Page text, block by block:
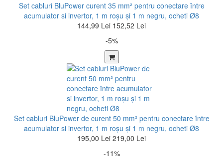
Set cabluri BluPower curent 35 mm² pentru conectare între
acumulator si invertor, 1 m roșu şi 1 m negru, ocheti Ø8
144,99 Lei 152,52 Lei
-5%
Set cabluri BluPower de curent 50 mm² pentru conectare între
acumulator si invertor, 1 m roșu şi 1 m negru, ocheti Ø8
195,00 Lei 219,00 Lei
-11%